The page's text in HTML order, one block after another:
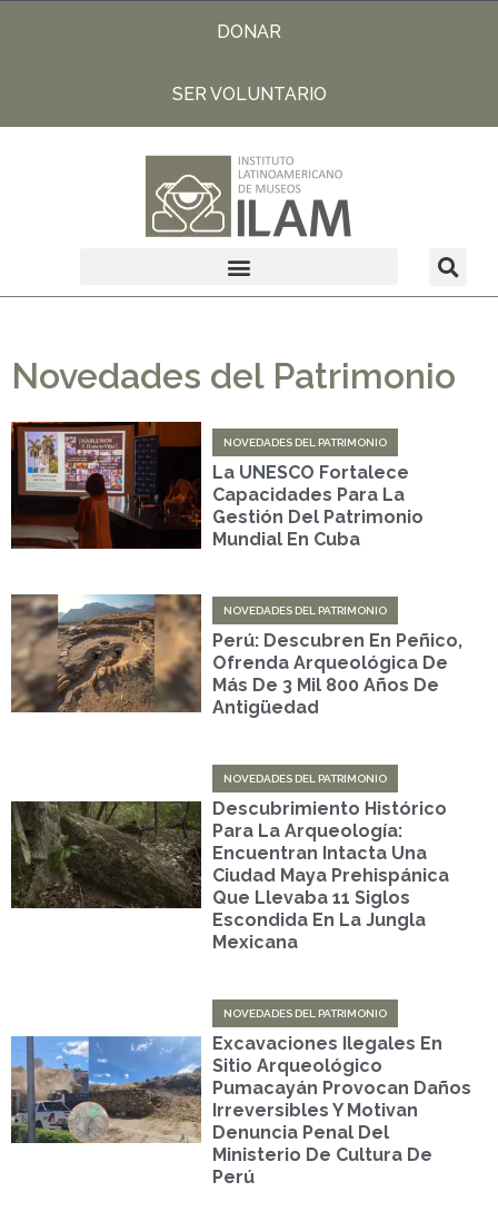
DONAR
SER VOLUNTARIO
Novedades del Patrimonio
NOVEDADES DEL PATRIMONIO
La UNESCO Fortalece
Capacidades Para La
Gestión Del Patrimonio
Mundial En Cuba
NOVEDADES DEL PATRIMONIO
Perú: Descubren En Peñico,
Ofrenda Arqueológica De
Más De 3 Mil 800 Años De
Antigüedad
NOVEDADES DEL PATRIMONIO
Descubrimiento Histórico
Para La Arqueología:
Encuentran Intacta Una
Ciudad Maya Prehispánica
Que Llevaba 11 Siglos
Escondida En La Jungla
Mexicana
NOVEDADES DEL PATRIMONIO
Excavaciones Ilegales En
Sitio Arqueológico
Pumacayán Provocan Daños
Irreversibles Y Motivan
Denuncia Penal Del
Ministerio De Cultura De
Perú